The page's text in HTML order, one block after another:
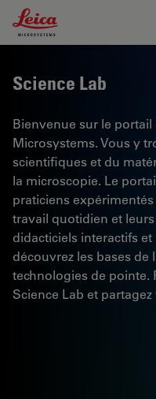
Leica Microsystems Logo
Science Lab
Bienvenue sur le portail
Microsystems. Vous y
scientifiques et du
la microscopie. Le
praticiens
travail quotidien et
didacticiels interactifs
découvrez les bases
technologies de pointe.
Science Lab et